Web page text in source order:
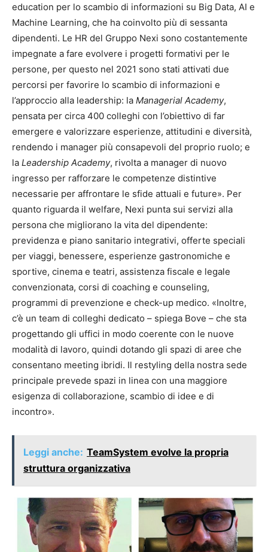
education per lo scambio di informazioni su Big Data, AI e
Machine Learning, che ha coinvolto più di sessanta
dipendenti. Le HR del Gruppo Nexi sono costantemente
impegnate a fare evolvere i progetti formativi per le
persone, per questo nel 2021 sono stati attivati due
percorsi per favorire lo scambio di informazioni e
l’approccio alla leadership: la Managerial Academy,
pensata per circa 400 colleghi con l’obiettivo di far
emergere e valorizzare esperienze, attitudini e diversità,
rendendo i manager più consapevoli del proprio ruolo; e
la Leadership Academy, rivolta a manager di nuovo
ingresso per rafforzare le competenze distintive
necessarie per affrontare le sfide attuali e future». Per
quanto riguarda il welfare, Nexi punta sui servizi alla
persona che migliorano la vita del dipendente:
previdenza e piano sanitario integrativi, offerte speciali
per viaggi, benessere, esperienze gastronomiche e
sportive, cinema e teatri, assistenza fiscale e legale
convenzionata, corsi di coaching e counseling,
programmi di prevenzione e check-up medico. «Inoltre,
c’è un team di colleghi dedicato – spiega Bove – che sta
progettando gli uffici in modo coerente con le nuove
modalità di lavoro, quindi dotando gli spazi di aree che
consentano meeting ibridi. Il restyling della nostra sede
principale prevede spazi in linea con una maggiore
esigenza di collaborazione, scambio di idee e di
incontro».
Leggi anche: TeamSystem evolve la propria
struttura organizzativa